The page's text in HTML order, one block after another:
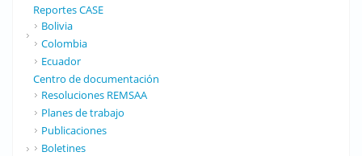
Reportes CASE
Bolivia
Colombia
Ecuador
Centro de documentación
Resoluciones REMSAA
Planes de trabajo
Publicaciones
Boletines